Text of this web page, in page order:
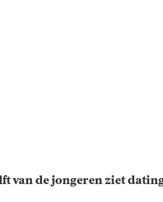
van de jongeren ziet